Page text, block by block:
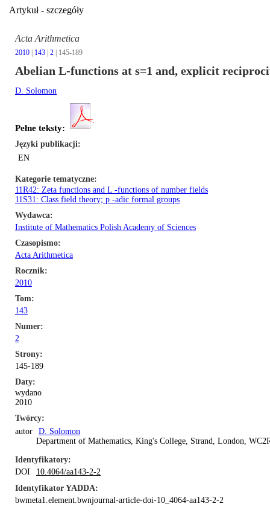
Artykuł - szczegóły
Acta Arithmetica
2010 143 2 | 145-189
Abelian L-functions at s=1 and, explicit
D. Solomon
Pełne teksty:
Języki publikacji
EN
Kategorie tematyczne
11R42: Zeta functions and L -functions of number fields
11S31: Class field theory; p -adic formal groups
Wydawca
Institute of Mathematics Polish Academy of Sciences
Czasopismo
Acta Arithmetica
Rocznik
2010
Tom
143
Numer
2
Strony
145-189
Daty
wydano
2010
Twórcy
autor
D. Solomon
Department of Mathematics, King's College, Strand, London,
Identyfikatory
DOI
10.4064/aa143-2-2
Identyfikator YADDA
bwmeta1.element.bwnjournal-article-doi-10_4064-aa143-2-2